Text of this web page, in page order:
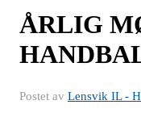
ÅRLIG
Postet av Lensvik IL -